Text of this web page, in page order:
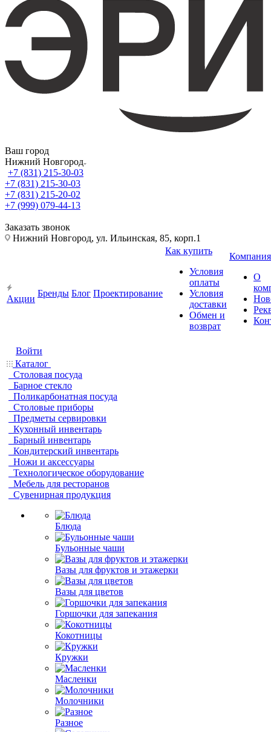
Ваш город
Нижний Новгород
+7 (831) 215-30-03
+7 (831) 215-30-03
+7 (831) 215-20-02
+7 (999) 079-44-13
Заказать звонок
Нижний Новгород, ул. Ильинская, 85, корп.1
Акции
Бренды Блог Проектирование
Как купить
Условия
оплаты
Условия
доставки
Обмен и
возврат
Компания
О
Войти
Каталог
Столовая посуда
Барное стекло
Поликарбонатная посуда
Столовые приборы
Предметы сервировки
Кухонный инвентарь
Барный инвентарь
Кондитерский инвентарь
Ножи и аксессуары
Технологическое оборудование
Мебель для ресторанов
Сувенирная продукция
Блюда
Бульонные чаши
Вазы для фруктов и этажерки
Вазы для цветов
Горшочки для запекания
Кокотницы
Кружки
Масленки
Молочники
Разное